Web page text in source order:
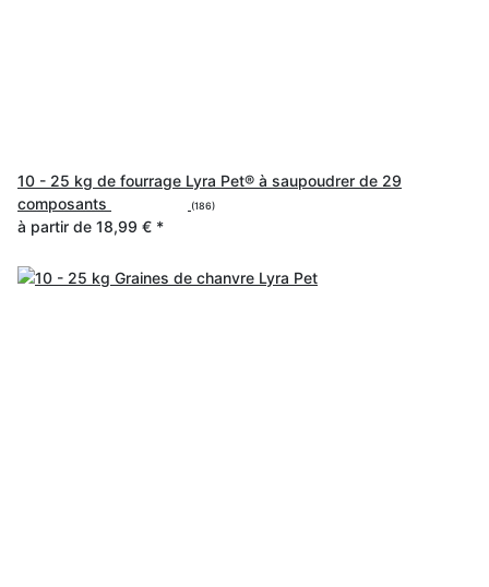
10 - 25 kg de fourrage Lyra Pet® à saupoudrer de 29
composants
(186)
à partir de 18,99 € *